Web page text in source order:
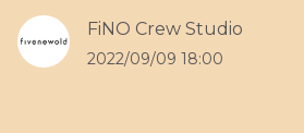
FiNO Crew Studio
2022/09/09 18:00